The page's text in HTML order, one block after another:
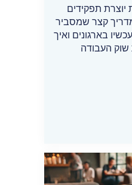
יוצרת תפקידים
קצר שמסביר
בארגונים ואיך
העבודה